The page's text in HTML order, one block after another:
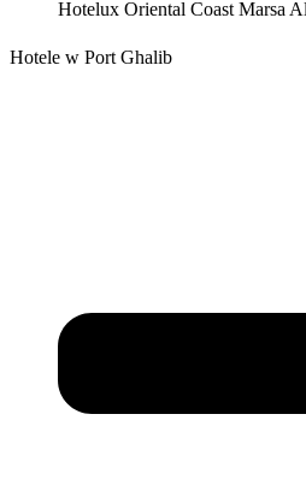
Hotelux Oriental Coast Marsa
Hotele w Port Ghalib